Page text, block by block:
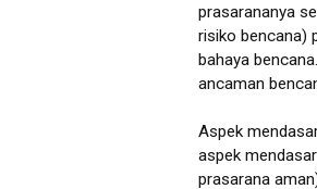
prasarananya
risiko bencana)
bahaya
ancaman
Aspek
aspek
prasarana